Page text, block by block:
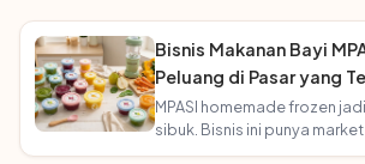
Bisnis Makanan Bayi
Peluang di Pasar yang
MPASI homemade frozen
sibuk. Bisnis ini punya
terus bertambah seiring